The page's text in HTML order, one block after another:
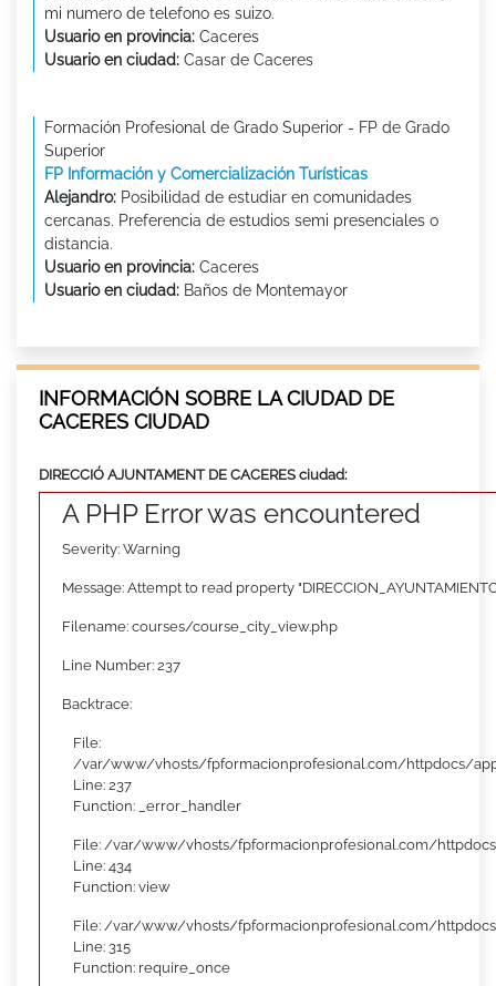
mi numero de telefono es suizo.
Usuario en provincia: Caceres
Usuario en ciudad: Casar de Caceres
Formación Profesional de Grado Superior - FP de Grado
Superior
FP Información y Comercialización Turísticas
Alejandro: Posibilidad de estudiar en comunidades
cercanas. Preferencia de estudios semi presenciales o
distancia.
Usuario en provincia: Caceres
Usuario en ciudad: Baños de Montemayor
INFORMACIÓN SOBRE LA CIUDAD DE
CACERES CIUDAD
DIRECCIÓ AJUNTAMENT DE CACERES ciudad:
A PHP Error was encountered
Severity: Warning
Message: Attempt to read property
Filename: courses/course_city_view.php
Line Number: 237
Backtrace:
File:
/var/www/vhosts/fpformacionprofesional.com/httpdocs/
Line: 237
Function: _error_handler
File: /var/www/vhosts/fpformacionprofesional.com/
Line: 434
Function: view
File: /var/www/vhosts/fpformacionprofesional.com/
Line: 315
Function: require_once